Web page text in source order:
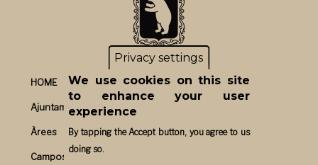
HOME
Ajuntament
Àrees
Campos un bon pla
Privacy settings
We use cookies on this site
to enhance your user
experience
By tapping the Accept button, you agree to us
doing so.